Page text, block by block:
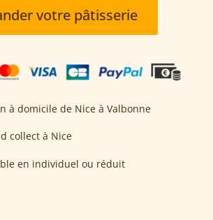
votre pâtisserie
à domicile de Nice à Valbonne
collect à Nice
en individuel ou réduit